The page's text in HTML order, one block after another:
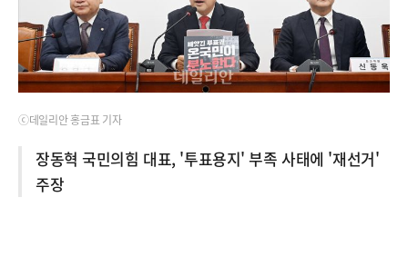
ⓒ데일리안 홍금표 기자
장동혁 국민의힘 대표, '투표용지' 부족 사태에 '재선거'
주장